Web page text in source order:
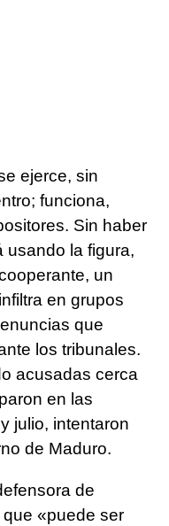
ejerce, sin
funciona,
Sin haber
usando la figura,
un
en grupos
que
los tribunales.
acusadas cerca
en las
julio, intentaron
de Maduro.
de
«puede ser